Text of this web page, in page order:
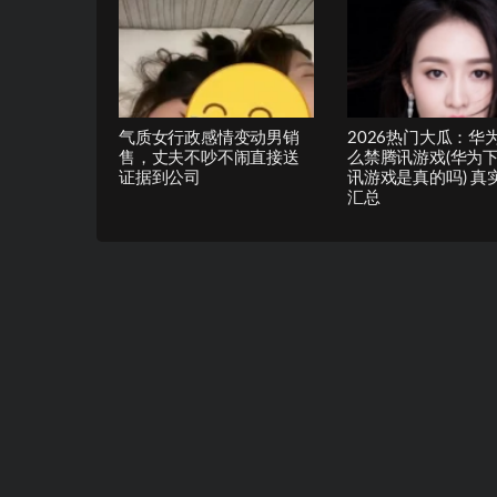
气质女行政感情变动男销
售，丈夫不吵不闹直接送
证据到公司
2026热门大瓜：华
么禁腾讯游戏(华为
讯游戏是真的吗) 真
汇总